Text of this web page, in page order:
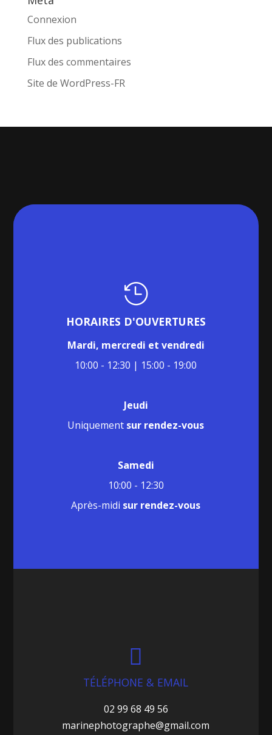
Connexion
Flux des publications
Flux des commentaires
Site de WordPress-FR

HORAIRES D'OUVERTURES
Mardi, mercredi et vendredi
10:00 - 12:30 | 15:00 - 19:00
Jeudi
Uniquement sur rendez-vous
Samedi
10:00 - 12:30
Après-midi sur rendez-vous

TÉLÉPHONE & EMAIL
02 99 68 49 56
marinephotographe@gmail.com